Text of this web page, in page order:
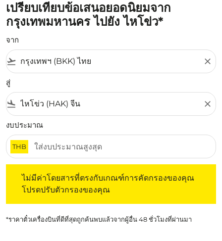
เปรียบเทียบข้อเสนอยอดนิยมจาก
กรุงเทพมหานคร ไปยัง ไหโข่ว*
จาก
flight_takeoff close
สู่
flight_land close
งบประมาณ
THB
ไม่มีค่าโดยสารที่ตรงกับเกณฑ์การคัดกรองของคุณ
โปรดปรับตัวกรองของคุณ
*ราคาตั๋วเครื่องบินที่ดีที่สุดถูกค้นพบแล้วจากผู้อื่น 48 ชั่วโมงที่ผ่านมา